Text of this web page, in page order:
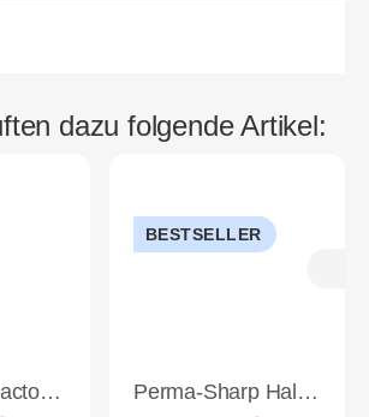
dazu folgende Artikel:
The Shave Factory Magic Retouch Spray 100ml Dark Brown
BESTSELLER
Perma-Sharp Halbe Rasierklingen 100 Stück